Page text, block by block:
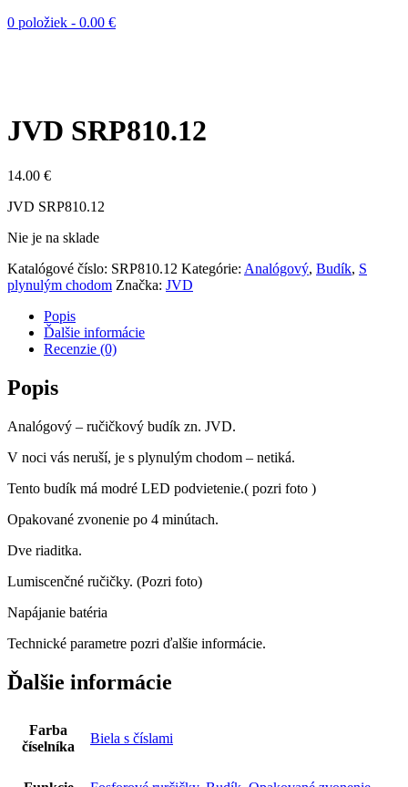
0 položiek - 0.00 €
JVD SRP810.12
14.00 €
JVD SRP810.12
Nie je na sklade
Katalógové číslo: SRP810.12 Kategórie: Analógový, Budík, S
plynulým chodom Značka: JVD
Popis
Ďalšie informácie
Recenzie (0)
Popis
Analógový – ručičkový budík zn. JVD.
V noci vás neruší, je s plynulým chodom – netiká.
Tento budík má modré LED podvietenie.( pozri foto )
Opakované zvonenie po 4 minútach.
Dve riaditka.
Lumiscenčné ručičky. (Pozri foto)
Napájanie batéria
Technické parametre pozri ďalšie informácie.
Ďalšie informácie
Farba
číselníka
Biela s číslami